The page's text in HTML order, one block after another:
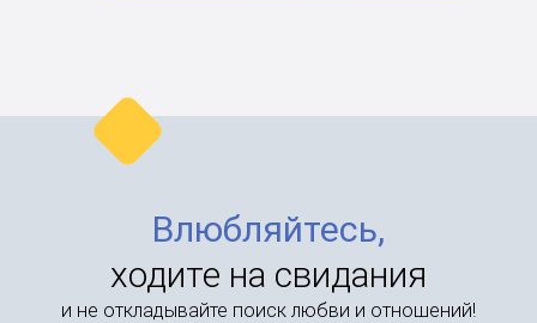
Влюбляйтесь,
ходите на свидания
и не откладывайте поиск любви и отношений!